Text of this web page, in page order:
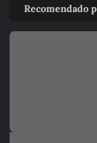
Recomendado